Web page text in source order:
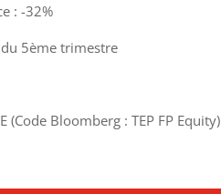
: -32%
5ème trimestre
(Code Bloomberg : TEP FP Equity)